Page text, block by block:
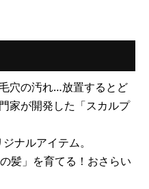
穴の汚れ…放置するとど
家が開発した「スカルプ
ナルアイテム。
髪」を育てる！おさらい